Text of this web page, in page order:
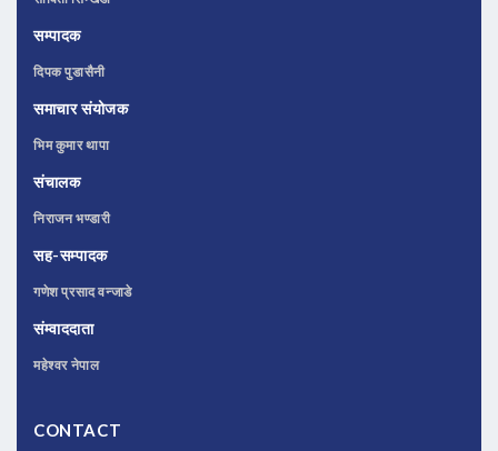
सम्पादक
दिपक पुडासैनी
समाचार संयोजक
भिम कुमार थापा
संचालक
निराजन भण्डारी
सह-सम्पादक
गणेश प्रसाद वन्जाडे
संम्वाददाता
महेश्वर नेपाल
CONTACT